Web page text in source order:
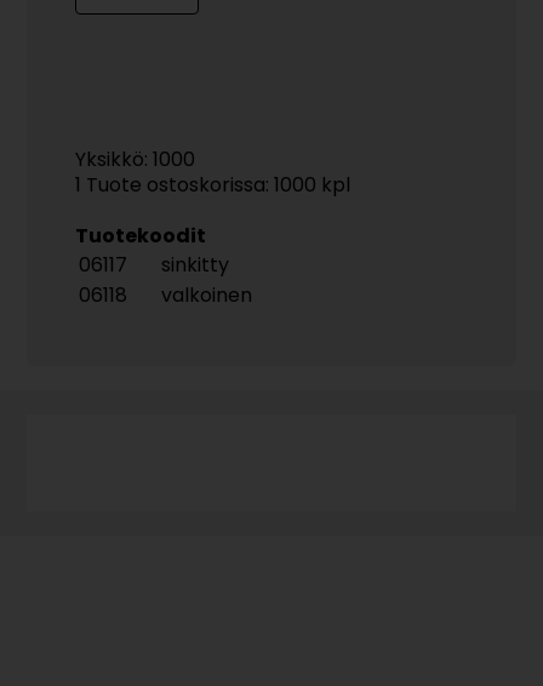
Yksikkö: 1000
1 Tuote ostoskorissa: 1000 kpl
Tuotekoodit
06117
sinkitty
06118
valkoinen